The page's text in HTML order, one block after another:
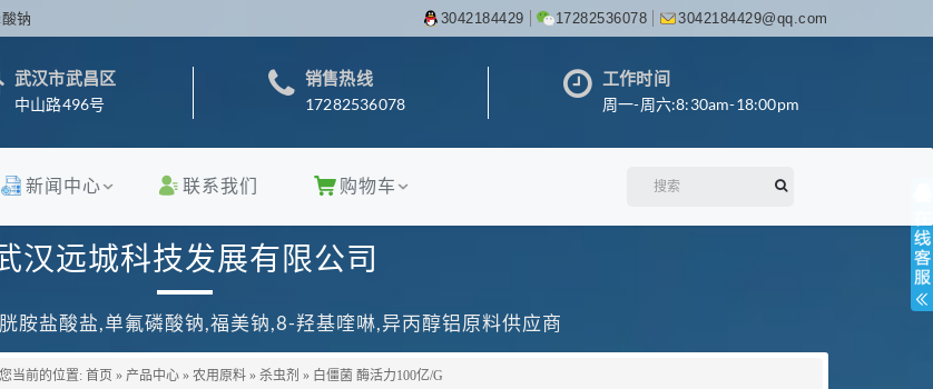
钠 3042184429 17282536078 3042184429@qq.com
武汉市武昌区
中山路496号
销售热线
17282536078
工作时间
周一-周六:8:30am-18:00pm
新闻中心 联系我们 购物车
汉远城科技发展有限公司
胺盐酸盐,单氟磷酸钠,福美钠,8-羟基喹啉,异丙醇铝原料供应商
您当前的位置: 首页 » 产品中心 » 农用原料 » 杀虫剂 » 白僵菌 酶活力100亿/G